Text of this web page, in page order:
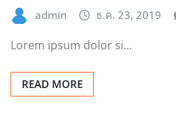
admin ธ.ค. 23, 2019
Lorem ipsum dolor si…
READ MORE